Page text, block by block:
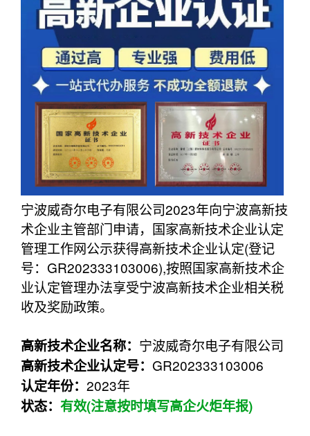
宁波威奇尔电子有限公司2023年向宁波高新技
术企业主管部门申请，国家高新技术企业认定
管理工作网公示获得高新技术企业认定(登记
号：GR202333103006),按照国家高新技术企
业认定管理办法享受宁波高新技术企业相关税
收及奖励政策。
高新技术企业名称： 宁波威奇尔电子有限公司
高新技术企业认定号： GR202333103006
认定年份： 2023年
状态： 有效(注意按时填写高企火炬年报)